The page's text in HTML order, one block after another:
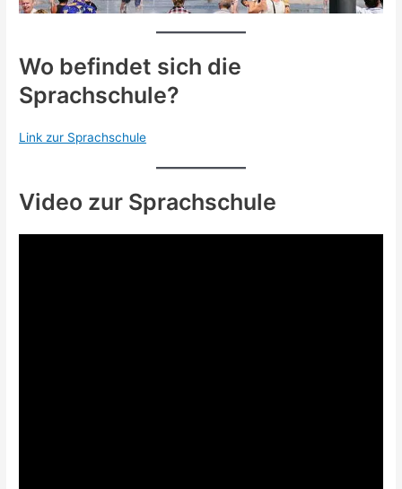
Wo befindet sich die
Sprachschule?
Link zur Sprachschule
Video zur Sprachschule